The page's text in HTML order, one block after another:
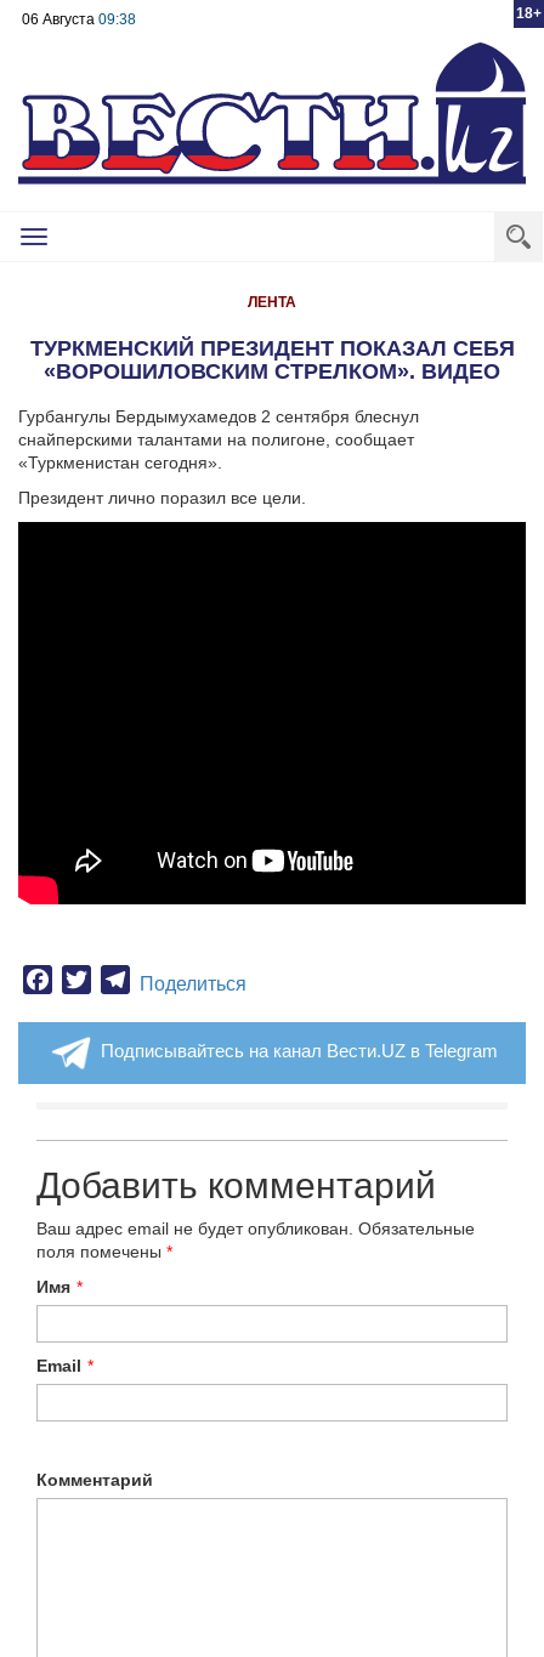
18+
06 Августа 09:38
Toggle
ЛЕНТА
ТУРКМЕНСКИЙ ПРЕЗИДЕНТ ПОКАЗАЛ СЕБЯ
«ВОРОШИЛОВСКИМ СТРЕЛКОМ». ВИДЕО
Гурбангулы Бердымухамедов 2 сентября блеснул
снайперскими талантами на полигоне, сообщает
«Туркменистан сегодня».
Президент лично поразил все цели.
Facebook
TwitterTelegram
Поделиться
Подписывайтесь на канал Вести.UZ в Telegram
Добавить комментарий
Ваш адрес email не будет опубликован. Обязательные
поля помечены *
Имя *
Email *
Комментарий